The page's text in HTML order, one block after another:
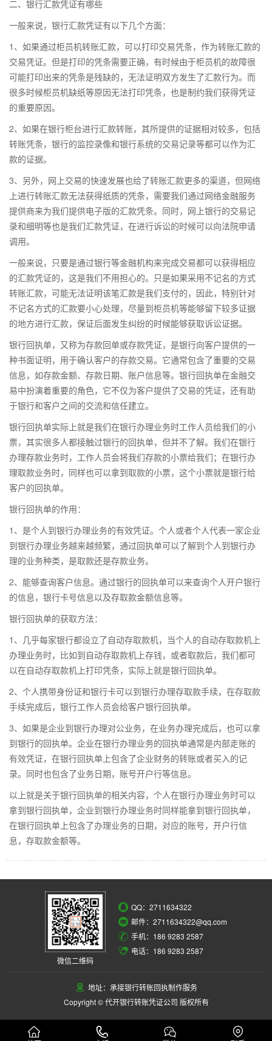
二、银行汇款凭证有哪些
一般来说，银行汇款凭证有以下几个方面：
1、如果通过柜员机转账汇款，可以打印交易凭条，作为转账汇款的
交易凭证。但是打印的凭条需要正确，有时候由于柜员机的故障很
可能打印出来的凭条是残缺的，无法证明双方发生了汇款行为。而
很多时候柜员机缺纸等原因无法打印凭条，也是制约我们获得凭证
的重要原因。
2、如果在银行柜台进行汇款转账，其所提供的证据相对较多，包括
转账凭条，银行的监控录像和银行系统的交易记录等都可以作为汇
款的证据。
3、另外，网上交易的快速发展也给了转账汇款更多的渠道，但网络
上进行转账汇款无法获得纸质的凭条，需要我们通过网络金融服务
提供商来为我们提供电子版的汇款凭条。同时，网上银行的交易记
录和细明等也是我们汇款凭证，在进行诉讼的时候可以向法院申请
调用。
一般来说，只要是通过银行等金融机构来完成交易都可以获得相应
的汇款凭证的，这是我们不用担心的。只是如果采用不记名的方式
转账汇款，可能无法证明该笔汇款是我们支付的，因此，特别针对
不记名方式的汇款要小心处理，尽量到柜员机等能够留下较多证据
的地方进行汇款，保证后面发生纠纷的时候能够获取诉讼证据。
银行回执单，又称为存款回单或存款凭证，是银行向客户提供的一
种书面证明，用于确认客户的存款交易。它通常包含了重要的交易
信息，如存款金额、存款日期、账户信息等。银行回执单在金融交
易中扮演着重要的角色，它不仅为客户提供了交易的凭证，还有助
于银行和客户之间的交流和信任建立。
银行回执单实际上就是我们在银行办理业务时工作人员给我们的小
票，其实很多人都接触过银行的回执单，但并不了解。我们在银行
办理存款业务时，工作人员会将我们存款的小票给我们；在银行办
理取款业务时，同样也可以拿到取款的小票，这个小票就是银行给
客户的回执单。
银行回执单的作用：
1、是个人到银行办理业务的有效凭证。个人或者个人代表一家企业
到银行办理业务越来越频繁，通过回执单可以了解到个人到银行办
理的业务种类，是取款还是存款业务。
2、能够查询客户信息。通过银行的回执单可以来查询个人开户银行
的信息，银行卡号信息以及存取款金额信息等。
银行回执单的获取方法：
1、几乎每家银行都设立了自动存取款机，当个人的自动存取款机上
办理业务时，比如到自动存取款机上存钱，或者取款后，我们都可
以在自动存取款机上打印凭条，实际上就是银行回执单。
2、个人携带身份证和银行卡可以到银行办理存取款手续，在存取款
手续完成后，银行工作人员会给客户银行回执单。
3、如果是企业到银行办理对公业务，在业务办理完成后，也可以拿
到银行的回执单。企业在银行办理业务的回执单通常是内部走账的
有效凭证，在银行回执单上包含了企业财务的转账或者买入的记
录。同时也包含了业务日期，账号开户行等信息。
以上就是关于银行回执单的相关内容，个人在银行办理业务时可以
拿到银行回执单，企业到银行办理业务时同样能拿到银行回执单，
在银行回执单上包含了办理业务的日期，对应的账号，开户行信
息，存取款金额等。
微信二维码
QQ：2711634322
邮件：2711634322@qq.com
手机：186 9283 2587
电话：186 9283 2587
地址：承接银行转账回执制作服务
Copyright © 代开银行转账凭证公司 版权所有